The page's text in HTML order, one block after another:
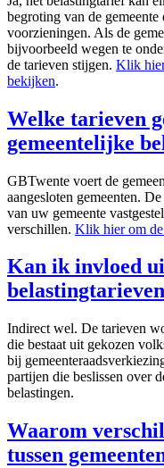
begroting van de
voorzieningen. Als de
bijvoorbeeld wegen te
de tarieven stijgen. Klik
bekijken.
Welke tarieven
gemeentelijke
GBTwente voert de
aangesloten gemeenten.
van uw gemeente
verschillen. Klik hier om de
Kan ik invloed
Indirect wel. De tarieven
die bestaat uit gekozen
bij
partijen die beslissen over
belastingen.
Waarom
tussen